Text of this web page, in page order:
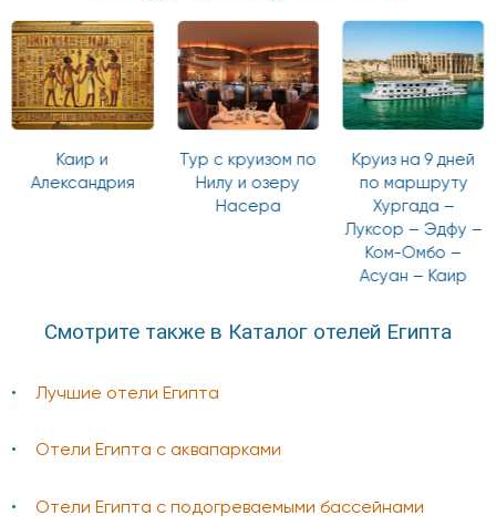
Каир и
Александрия
Тур с круизом по
Нилу и озеру
Насера
Круиз на 9 дней
по маршруту
Хургада –
Луксор – Эдфу –
Ком-Омбо –
Асуан – Каир
Смотрите также в Каталог отелей Египта
Лучшие отели Египта
Отели Египта с аквапарками
Отели Египта с подогреваемыми бассейнами